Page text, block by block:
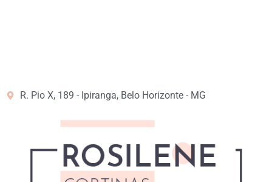
R. Pio X, 189 - Ipiranga, Belo Horizonte - MG